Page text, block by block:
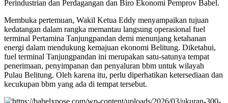
kedatangan dalam rangka memantau langsung operasional fuel
terminal Pertamina Tanjungpandan demi menunjang ketahanan
energi dalam mendukung kemajuan ekonomi Belitung. Diketahui,
fuel terminal Tanjungpandan ini merupakan satu-satunya tempat
penerimaan, penyimpanan dan penyaluran bbm untuk wilayah
Pulau Belitung. Oleh karena itu, perlu diperhatikan ketersediaan dan
kecukupan bbm yang ada di tempat tersebut.